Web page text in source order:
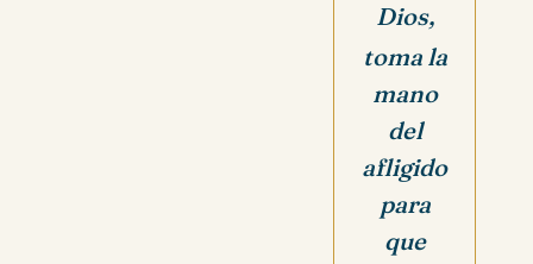
Dios,
toma la
mano
del
afligido
para
que